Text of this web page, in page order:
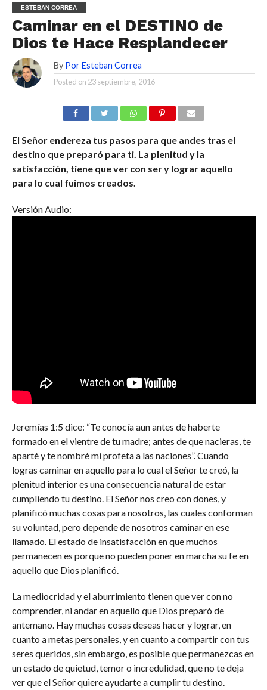
ESTEBAN CORREA
Caminar en el DESTINO de
Dios te Hace Resplandecer
By Por Esteban Correa
Posted on 23 septiembre, 2016
El Señor endereza tus pasos para que andes tras el
destino que preparó para ti. La plenitud y la
satisfacción, tiene que ver con ser y lograr aquello
para lo cual fuimos creados.
Versión Audio:
Jeremías 1:5 dice: “Te conocía aun antes de haberte
formado en el vientre de tu madre; antes de que nacieras, te
aparté y te nombré mi profeta a las naciones”. Cuando
logras caminar en aquello para lo cual el Señor te creó, la
plenitud interior es una consecuencia natural de estar
cumpliendo tu destino. El Señor nos creo con dones, y
planificó muchas cosas para nosotros, las cuales conforman
su voluntad, pero depende de nosotros caminar en ese
llamado. El estado de insatisfacción en que muchos
permanecen es porque no pueden poner en marcha su fe en
aquello que Dios planificó.
La mediocridad y el aburrimiento tienen que ver con no
comprender, ni andar en aquello que Dios preparó de
antemano. Hay muchas cosas deseas hacer y lograr, en
cuanto a metas personales, y en cuanto a compartir con tus
seres queridos, sin embargo, es posible que permanezcas en
un estado de quietud, temor o incredulidad, que no te deja
ver que el Señor quiere ayudarte a cumplir tu destino.